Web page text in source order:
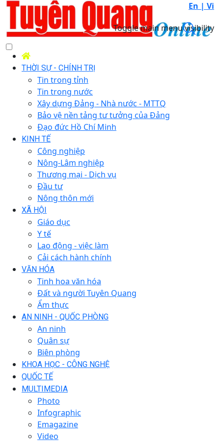
En | Vi
Toggle main menu visibility
THỜI SỰ - CHÍNH TRỊ
Tin trong tỉnh
Tin trong nước
Xây dựng Đảng - Nhà nước - MTTQ
Bảo vệ nền tảng tư tưởng của Đảng
Đạo đức Hồ Chí Minh
KINH TẾ
Công nghiệp
Nông-Lâm nghiệp
Thương mại - Dịch vụ
Đầu tư
Nông thôn mới
XÃ HỘI
Giáo dục
Y tế
Lao động - việc làm
Cải cách hành chính
VĂN HÓA
Tinh hoa văn hóa
Đất và người Tuyên Quang
Ẩm thực
AN NINH - QUỐC PHÒNG
An ninh
Quân sự
Biên phòng
KHOA HỌC - CÔNG NGHỆ
QUỐC TẾ
MULTIMEDIA
Photo
Infographic
Emagazine
Video